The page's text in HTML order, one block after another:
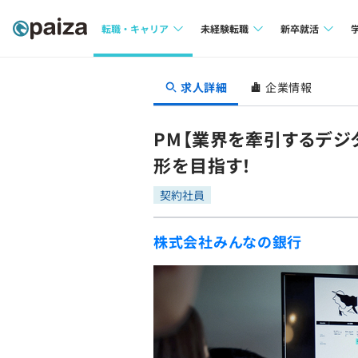
転職・キャリア
転職成功ガイド
未経験転職
求人検索
転職成功ガイド
新卒就活
本選考
インターン
インタビュー
就活成功ガイド
求人詳細 企業情報
PM【業界を牽引するデ
形を目指す！
契約社員
株式会社みんなの銀行